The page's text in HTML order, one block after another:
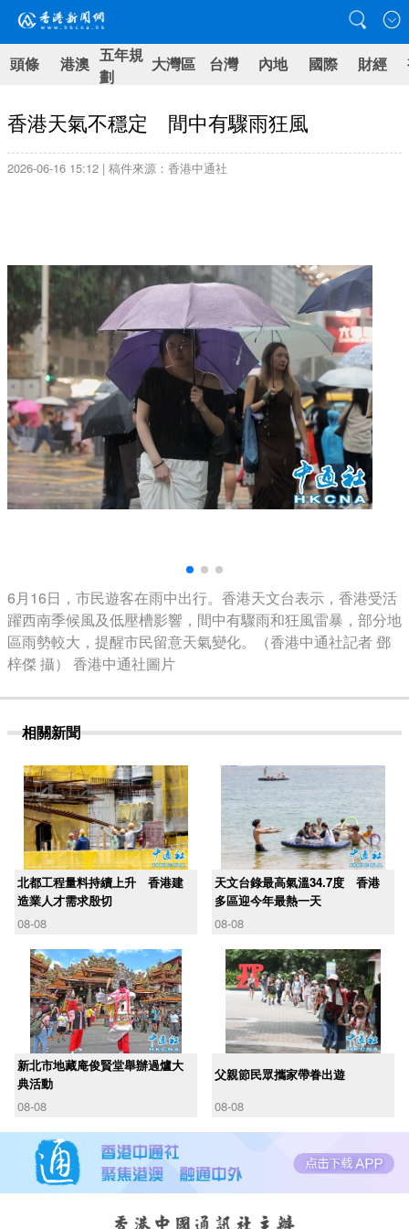
頭條 港澳 五年規
劃
大灣區 台灣 內地 國際 財經
香港天氣不穩定 間中有驟雨狂風
2026-06-16 15:12 | 稿件來源：香港中通社
6月16日，市民遊客在雨中出行。香港天文台表示，香港受活
躍西南季候風及低壓槽影響，間中有驟雨和狂風雷暴，部分地
區雨勢較大，提醒市民留意天氣變化。（香港中通社記者 鄧
梓傑 攝） 香港中通社圖片
相關新聞
北都工程量料持續上升 香港建
造業人才需求殷切
08-08
天文台錄最高氣溫34.7度 香港
多區迎今年最熱一天
08-08
新北市地藏庵俊賢堂舉辦過爐大
典活動
08-08
父親節民眾攜家帶眷出遊
08-08